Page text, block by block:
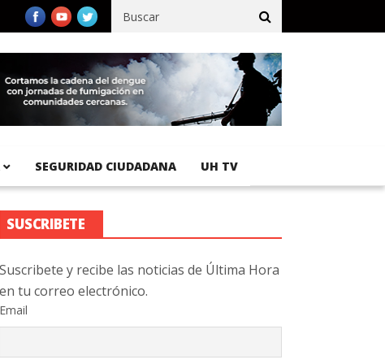
registra 92 % de avance en obras de terracería
SEGURIDAD CIUDADANA UH TV
SUSCRIBETE
Suscribete y recibe las noticias de Última Hora
en tu correo electrónico.
Email